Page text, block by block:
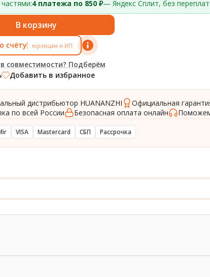
4 платежа по 850 ₽— Яндекс Сплит, без переплат
В корзину
счёту юрлицам и ИП
совместимости? Подберём
Добавить в избранное
дистрибьютор HUANANZHI
Официальная
по всей России
Безопасная оплата онлайн
VISA Mastercard СБП Рассрочка